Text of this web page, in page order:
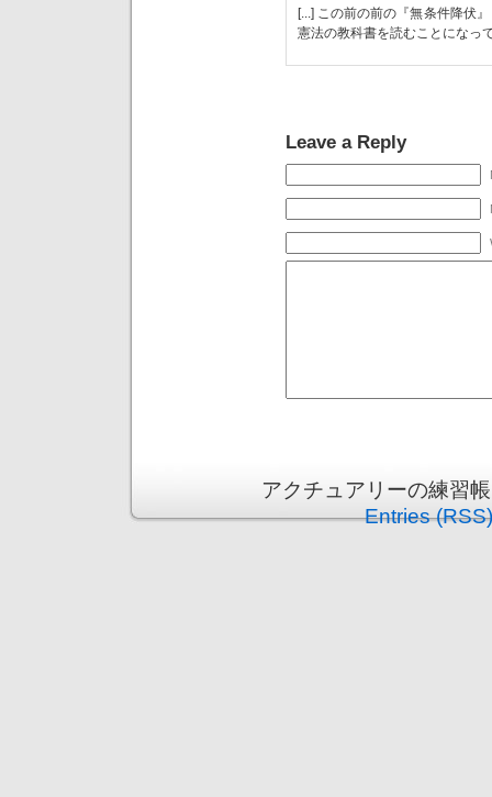
[...] この前の前の『無条件降伏
憲法の教科書を読むことになっ
Leave a Reply
アクチュアリーの練習
Entries (RSS)